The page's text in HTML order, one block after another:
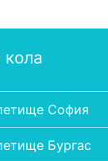
София
Бургас